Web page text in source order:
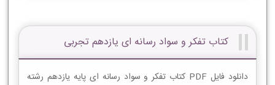
کتاب تفکر و سواد رسانه ای یازدهم تجربی
دانلود فایل PDF کتاب تفکر و سواد رسانه ای پایه یازدهم رشته